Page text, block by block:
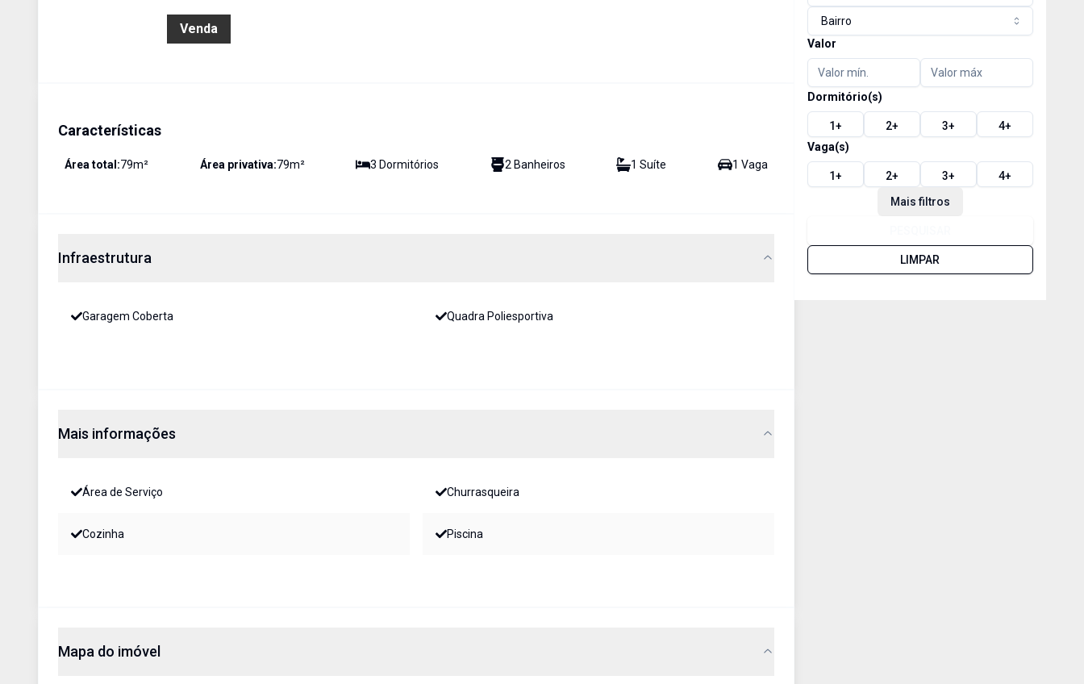
Venda
Características
Área total:79m² Área privativa:79m² 3 Dormitórios 2 Banheiros 1 Suíte 1 Vaga
Infraestrutura
Garagem Coberta Quadra Poliesportiva
Mais informações
Área de Serviço Churrasqueira
Cozinha Piscina
Mapa do imóvel
Bairro
Valor
Dormitório(s)
1+ 2+ 3+ 4+
Vaga(s)
1+ 2+ 3+ 4+
Mais filtros
LIMPAR